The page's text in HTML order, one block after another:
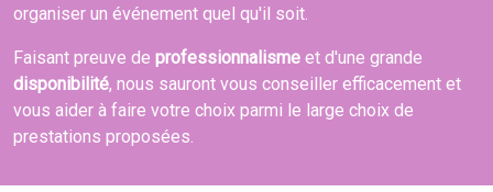
organiser un événement quel qu'il soit.
Faisant preuve de professionnalisme et d'une grande
disponibilité, nous sauront vous conseiller efficacement et
vous aider à faire votre choix parmi le large choix de
prestations proposées.